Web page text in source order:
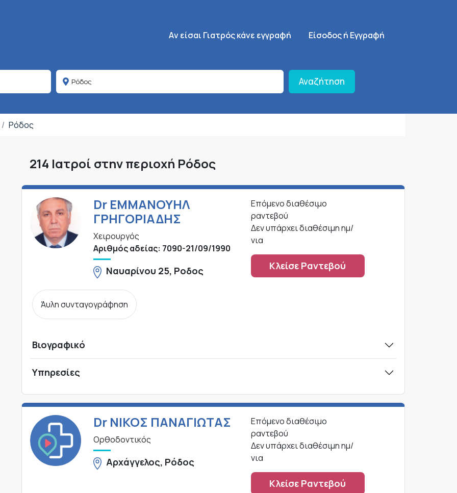
Κεντρική πλοήγηση
Aν είσαι Γιατρός κάνε εγγραφή SignUp Menu
Είσοδος ή Εγγραφή
Αναζήτηση
Ρόδος
214 Ιατροί στην περιοχή Ρόδος
Dr ΕΜΜΑΝΟΥΗΛ
ΓΡΗΓΟΡΙΑΔΗΣ
Χειρουργός
Αριθμός αδείας: 7090-21/09/1990
Ναυαρίνου 25, Ροδος
Επόμενο διαθέσιμο
ραντεβού
Δεν υπάρχει διαθέσιμη ημ/
νια
Κλείσε Ραντεβού
Άυλη συνταγογράφηση
Βιογραφικό
Υπηρεσίες
Dr ΝΙΚΟΣ ΠΑΝΑΓΙΩΤΑΣ
Ορθοδοντικός
Αρχάγγελος, Ρόδος
Επόμενο διαθέσιμο
ραντεβού
Δεν υπάρχει διαθέσιμη ημ/
νια
Κλείσε Ραντεβού